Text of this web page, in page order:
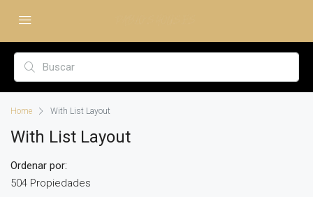
Home With List Layout
With List Layout
504 Propiedades
Ordenar por: